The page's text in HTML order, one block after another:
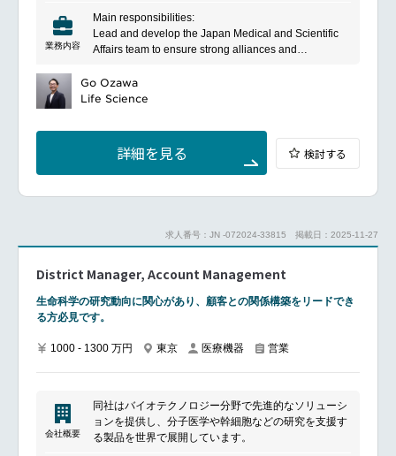
Closely work with RA/QA officers for registration
documentations.
Obtain market intelligence on local product
Contribute in the identification of KOLs and lead the
communication with them.
Cooperate closely with Logistics department for
quarterly safety stock review
業務内容
Main responsibilities:
Lead and develop the Japan Medical and Scientific
Affairs team to ensure strong alliances and
worldwide.
Conduct and manage clinical studies, from design
new product launches in partnership with marketing
and QA&RA departments.
Establish medical and scientific evidence that proves
the clinical advantages of our products.
customers and other departments based on proven
Establish and maintain solid relationships with
improve the company's presence in the Japanese
medical and scientific communities.
inform the organization about trends and
further develop organizational capability within
Japan.
Manage and develop the MSA Japan team with
Go Ozawa
Life Science
詳細を見る 検討する
求人番号：JN -072024-33815 掲載日：2025-11-27
District Manager, Account Management
生命科学の研究動向に関心があり、顧客との関係構築をリードでき
る方必見です。
1000 - 1300 万円 東京 医療機器 営業
会社概要
同社はバイオテクノロジー分野で先進的なソリューシ
ョンを提供し、分子医学や幹細胞などの研究を支援す
る製品を世界で展開しています。